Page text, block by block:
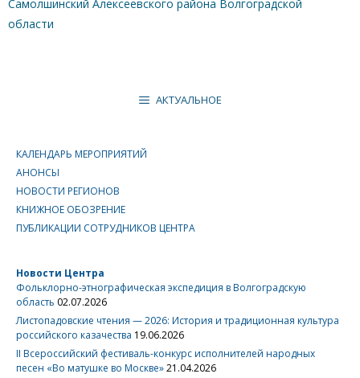
Самолшинский Алексеевского района Волгоградской
области
АКТУАЛЬНОЕ
КАЛЕНДАРЬ МЕРОПРИЯТИЙ
АНОНСЫ
НОВОСТИ РЕГИОНОВ
КНИЖНОЕ ОБОЗРЕНИЕ
ПУБЛИКАЦИИ СОТРУДНИКОВ ЦЕНТРА
Новости Центра
Фольклорно-этнографическая экспедиция в Волгоградскую
область 02.07.2026
Листопадовские чтения — 2026: История и традиционная культура
российского казачества 19.06.2026
II Всероссийский фестиваль-конкурс исполнителей народных
песен «Во матушке во Москве»21.04.2026